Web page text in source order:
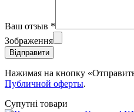
Ваш отзыв *
Зображення
Відправити
Нажимая на кнопку
Публичной оферты.
Супутні товари